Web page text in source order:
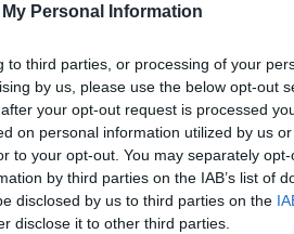
Personal Information
to third parties, or processing of your
by us, please use the below opt-out
your opt-out request is processed
on personal information utilized by us
to your opt-out. You may separately
by third parties on the IAB’s list of
disclosed by us to third parties on the
disclose it to other third parties.
4975
26
2393
5391
3730
Kom ihåg mig
Glömt ditt lösenord?
Få ny aktiveringslänk
Betapet är gratis!